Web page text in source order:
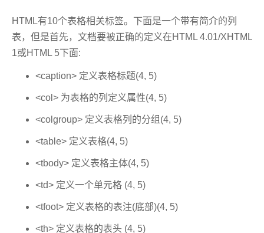
HTML有10个表格相关标签。下面是一个带有简介的列
表，但是首先，文档要被正确的定义在HTML 4.01/XHTML
1或HTML 5下面:
<caption> 定义表格标题(4, 5)
<col> 为表格的列定义属性(4, 5)
<colgroup> 定义表格列的分组(4, 5)
<table> 定义表格(4, 5)
<tbody> 定义表格主体(4, 5)
<td> 定义一个单元格 (4, 5)
<tfoot> 定义表格的表注(底部)(4, 5)
<th> 定义表格的表头 (4, 5)